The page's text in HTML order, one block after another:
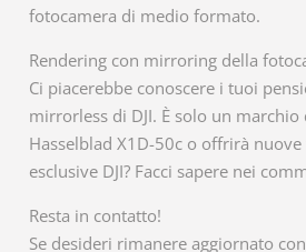
fotocamera di medio formato.
Rendering con mirroring della
Ci piacerebbe conoscere i tuoi
mirrorless di DJI. È solo un
Hasselblad X1D-50c o offrirà
esclusive DJI? Facci sapere nei
Resta in contatto!
Se desideri rimanere aggiornato